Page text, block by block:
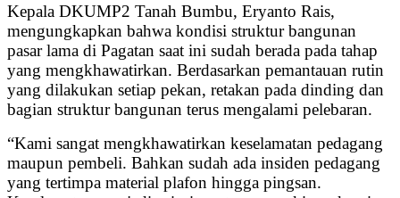
Kepala DKUMP2 Tanah Bumbu, Eryanto Rais,
mengungkapkan bahwa kondisi struktur bangunan
pasar lama di Pagatan saat ini sudah berada pada tahap
yang mengkhawatirkan. Berdasarkan pemantauan rutin
yang dilakukan setiap pekan, retakan pada dinding dan
bagian struktur bangunan terus mengalami pelebaran.
“Kami sangat mengkhawatirkan keselamatan pedagang
maupun pembeli. Bahkan sudah ada insiden pedagang
yang tertimpa material plafon hingga pingsan.